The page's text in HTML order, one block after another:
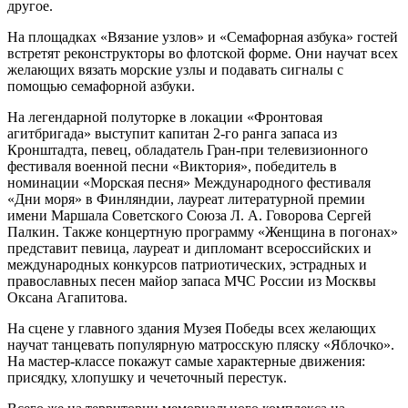
другое.
На площадках «Вязание узлов» и «Семафорная азбука» гостей
встретят реконструкторы во флотской форме. Они научат всех
желающих вязать морские узлы и подавать сигналы с
помощью семафорной азбуки.
На легендарной полуторке в локации «Фронтовая
агитбригада» выступит капитан 2-го ранга запаса из
Кронштадта, певец, обладатель Гран-при телевизионного
фестиваля военной песни «Виктория», победитель в
номинации «Морская песня» Международного фестиваля
«Дни моря» в Финляндии, лауреат литературной премии
имени Маршала Советского Союза Л. А. Говорова Сергей
Палкин. Также концертную программу «Женщина в погонах»
представит певица, лауреат и дипломант всероссийских и
международных конкурсов патриотических, эстрадных и
православных песен майор запаса МЧС России из Москвы
Оксана Агапитова.
На сцене у главного здания Музея Победы всех желающих
научат танцевать популярную матросскую пляску «Яблочко».
На мастер-классе покажут самые характерные движения:
присядку, хлопушку и чечеточный перестук.